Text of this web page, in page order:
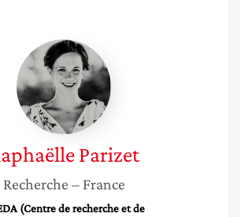
Raphaëlle
Parizet
Parizet
Recherche – France
(Centre de recherche et de